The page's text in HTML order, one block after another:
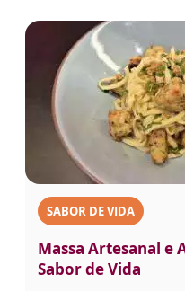
SABOR DE VIDA
Massa Artesanal e
Sabor de Vida